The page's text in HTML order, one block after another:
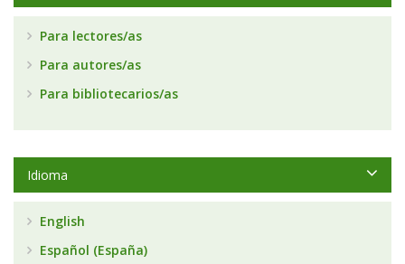
Para lectores/as
Para autores/as
Para bibliotecarios/as
Idioma
English
Español (España)